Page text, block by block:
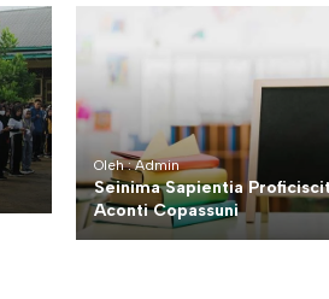
Oleh : Admin
Seinima Sapientia
Aconti Copassuni